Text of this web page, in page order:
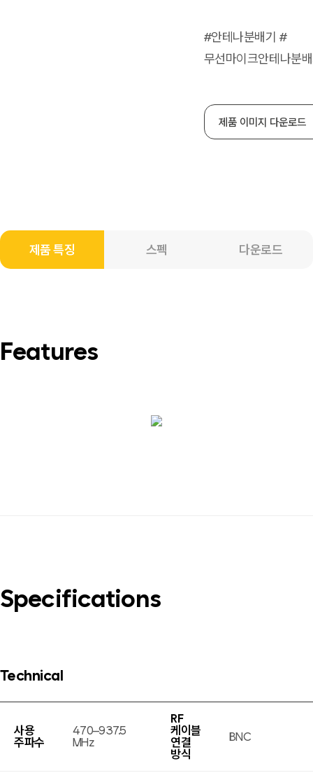
#안테나분배기 #
무선마이크안테나분
제품 이미지 다운로드
제품 특징 스펙 다운로드
Features
Specifications
Technical
사용
주파수
470–937.5
MHz
RF
케이블
연결
방식
BNC